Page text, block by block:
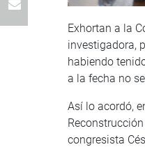
Exhortan a la
investigadora,
habiendo
a la fecha no
Así lo acordó,
congresista